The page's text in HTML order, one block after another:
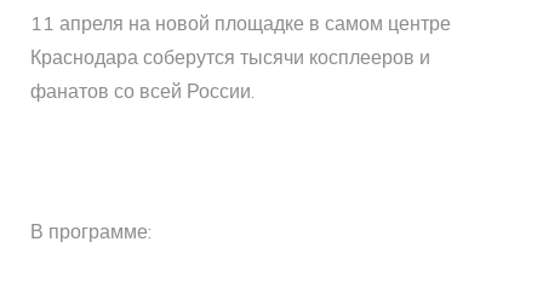
11 апреля на новой площадке в самом центре
Краснодара соберутся тысячи косплееров и
фанатов со всей России.
В программе: